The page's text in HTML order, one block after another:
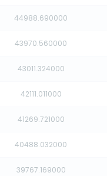
44988.690000
43970.560000
43011.324000
42111.011000
41269.721000
40488.032000
39767.169000